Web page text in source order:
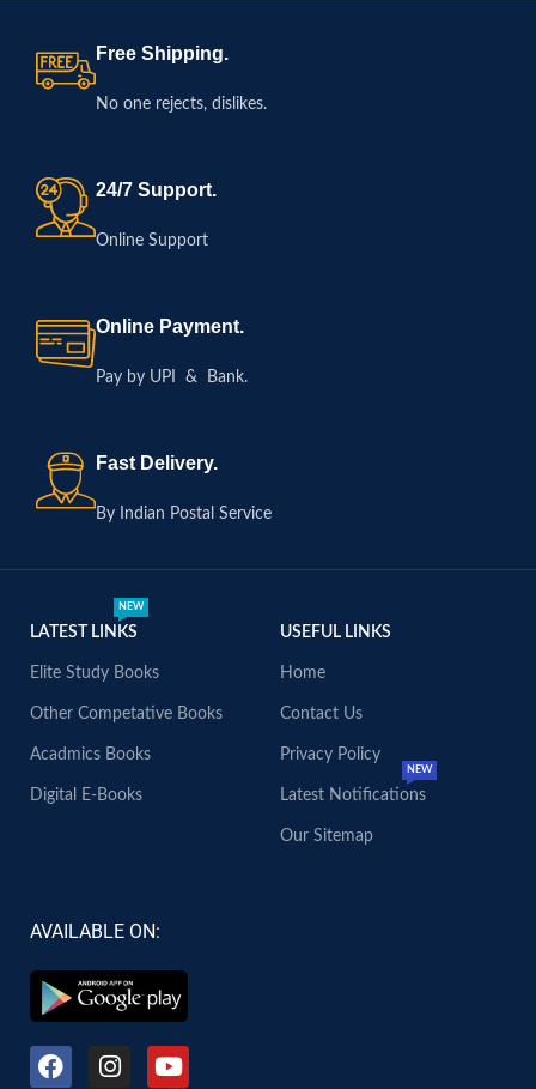
Free Shipping.
No one rejects, dislikes.
24/7 Support.
Online Support
Online Payment.
Pay by UPI & Bank.
Fast Delivery.
By Indian Postal Service
LATEST LINKS
NEW
Elite Study Books
Other Competative Books
Acadmics Books
Digital E-Books
USEFUL LINKS
Home
Contact Us
Privacy Policy
Latest Notifications
NEW
Our Sitemap
AVAILABLE ON: